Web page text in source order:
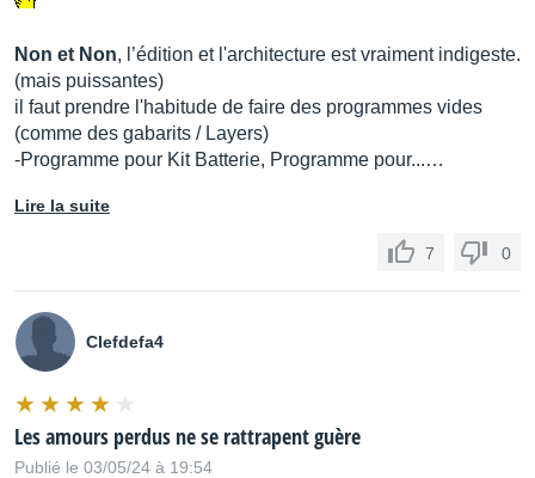
Non et Non, l’édition et l'architecture est vraiment indigeste.
(mais puissantes)
il faut prendre l'habitude de faire des programmes vides
(comme des gabarits / Layers)
-Programme pour Kit Batterie, Programme pour...…
Lire la suite
7 0
Clefdefa4
Les amours perdus ne se rattrapent guère
Publié le 03/05/24 à 19:54